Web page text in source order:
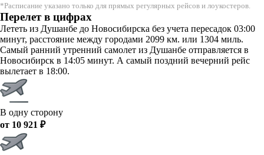
*Расписание указано только для прямых регулярных рейсов и лоукостеров.
Перелет в цифрах
Лететь из Душанбе до Новосибирска без учета пересадок 03:00
минут, расстояние между городами 2099 км. или 1304 миль.
Самый ранний утренний самолет из Душанбе отправляется в
Новосибирск в 14:05 минут. А самый поздний вечерний рейс
вылетает в 18:00.
В одну сторону
от 10 921 ₽